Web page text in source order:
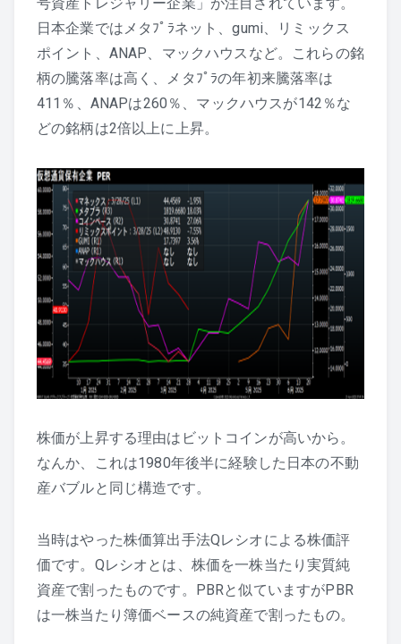
日本企業ではメタﾌﾟﾗネット、gumi、リミックス
ポイント、ANAP、マックハウスなど。これらの銘
柄の騰落率は高く、メタﾌﾟﾗの年初来騰落率は
411％、ANAPは260％、マックハウスが142％な
どの銘柄は2倍以上に上昇。
株価が上昇する理由はビットコインが高いから。
なんか、これは1980年後半に経験した日本の不動
産バブルと同じ構造です。
当時はやった株価算出手法Qレシオによる株価評
価です。Qレシオとは、株価を一株当たり実質純
資産で割ったものです。PBRと似ていますがPBR
は一株当たり簿価ベースの純資産で割ったもの。